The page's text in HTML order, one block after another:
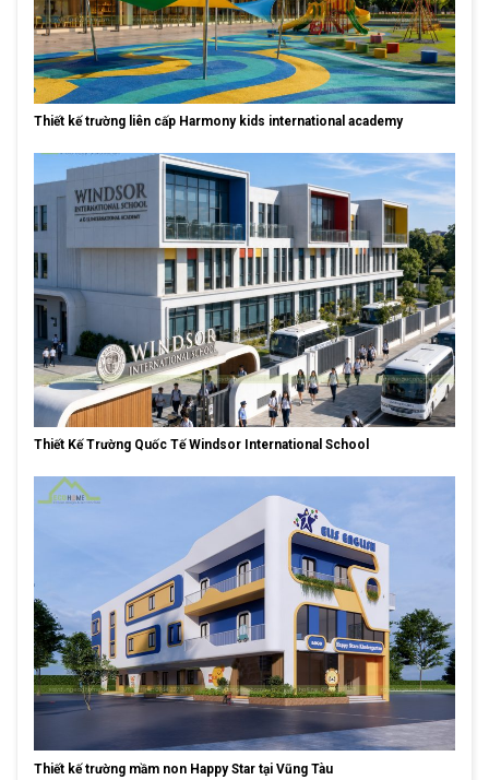
Thiết kế trường liên cấp Harmony kids international academy
Thiết Kế Trường Quốc Tế Windsor International School
Thiết kế trường mầm non Happy Star tại Vũng Tàu